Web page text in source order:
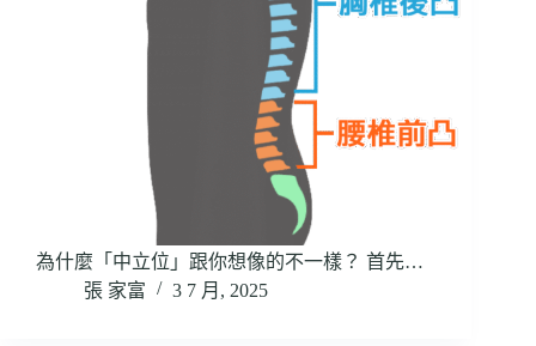
為什麼「中立位」跟你想像的不一樣？ 首先…
張 家富
3 7 月, 2025